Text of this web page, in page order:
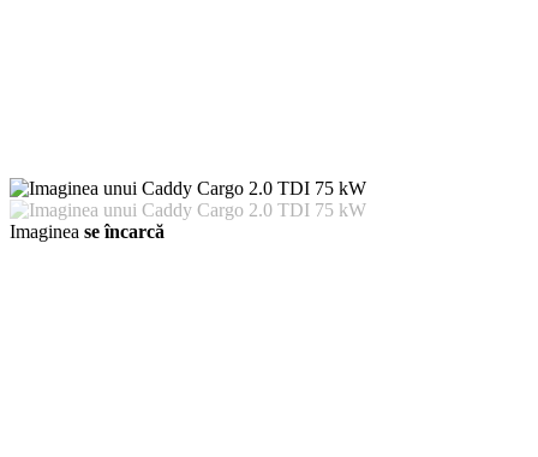
Imaginea se încarcă